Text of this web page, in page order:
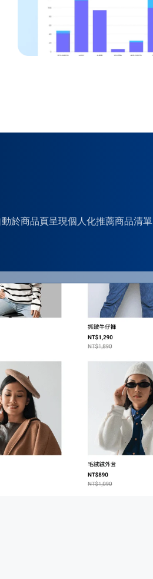
於商品頁呈現個人化推薦商品清